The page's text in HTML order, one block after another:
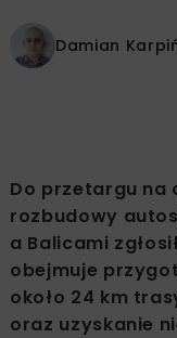
Damian
Do przetargu na
rozbudowy
a Balicami
obejmuje
około 24 km
oraz uzyskanie